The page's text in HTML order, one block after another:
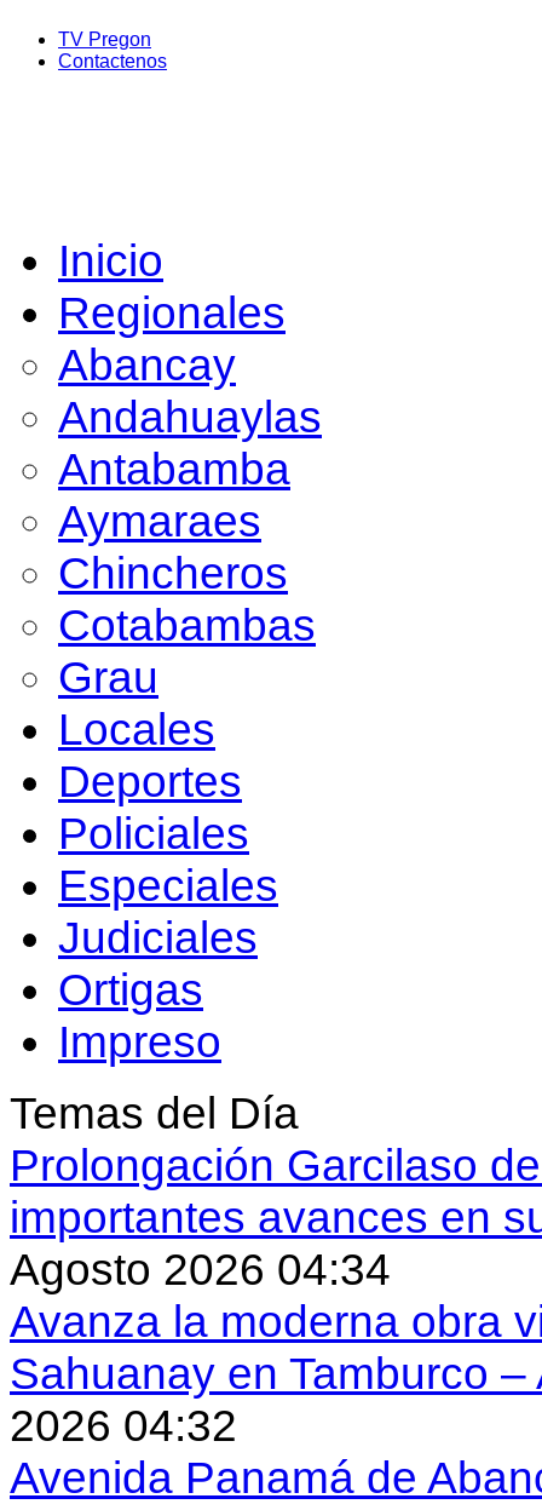
TV Pregon
Contactenos
Inicio
Regionales
Abancay
Andahuaylas
Antabamba
Aymaraes
Chincheros
Cotabambas
Grau
Locales
Deportes
Policiales
Especiales
Judiciales
Ortigas
Impreso
Temas del Día
Prolongación Garcilaso
importantes avances en
Agosto 2026 04:34
Avanza la moderna obra
Sahuanay en Tamburco
2026 04:32
Avenida Panamá de